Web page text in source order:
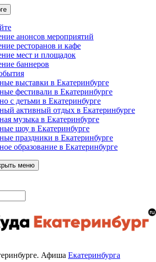
анонсов мероприятий
ресторанов и кафе
мест и площадок
баннеров
выставки в Екатеринбурге
фестивали в Екатеринбурге
с детьми в Екатеринбурге
активный отдых в Екатеринбурге
музыка в Екатеринбурге
шоу в Екатеринбурге
праздники в Екатеринбурге
образование в Екатеринбурге
меню
Афиша Екатеринбурга